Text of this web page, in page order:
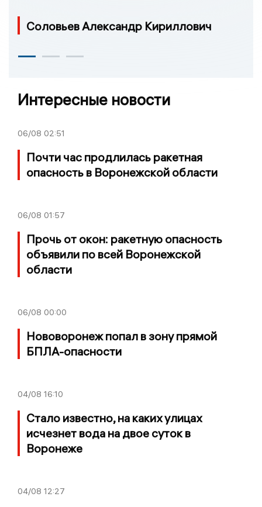
Соловьев Александр Кириллович
Интересные новости
06/08 02:51
Почти час продлилась ракетная
опасность в Воронежской области
06/08 01:57
Прочь от окон: ракетную опасность
объявили по всей Воронежской
области
06/08 00:00
Нововоронеж попал в зону прямой
БПЛА-опасности
04/08 16:10
Стало известно, на каких улицах
исчезнет вода на двое суток в
Воронеже
04/08 12:27